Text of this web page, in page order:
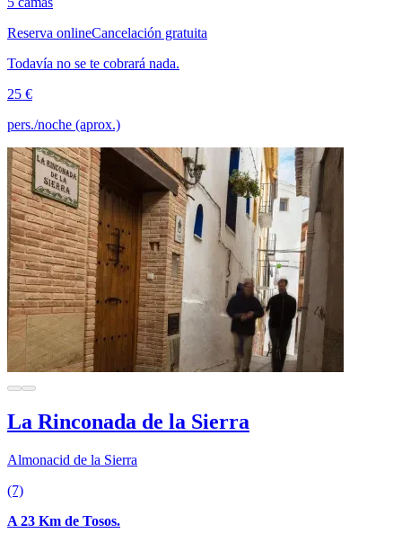
Reserva onlineCancelación gratuita
Todavía no se te cobrará nada.
25 €
pers./noche (aprox.)
La Rinconada de la Sierra
Almonacid de la Sierra
(7)
A 23 Km de Tosos.